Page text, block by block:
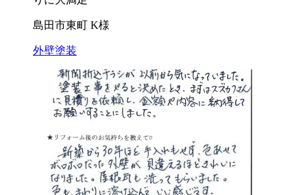
島田市東町 K様
外壁塗装